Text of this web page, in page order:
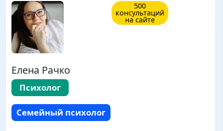
500
консультаций
на сайте
Елена Рачко
Психолог
Семейный психолог